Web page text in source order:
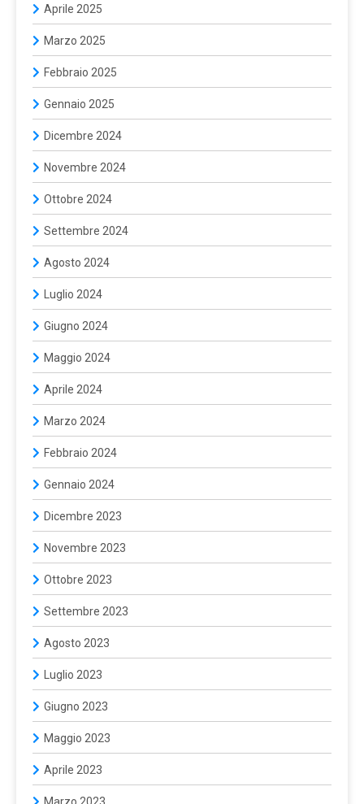
Aprile 2025
Marzo 2025
Febbraio 2025
Gennaio 2025
Dicembre 2024
Novembre 2024
Ottobre 2024
Settembre 2024
Agosto 2024
Luglio 2024
Giugno 2024
Maggio 2024
Aprile 2024
Marzo 2024
Febbraio 2024
Gennaio 2024
Dicembre 2023
Novembre 2023
Ottobre 2023
Settembre 2023
Agosto 2023
Luglio 2023
Giugno 2023
Maggio 2023
Aprile 2023
Marzo 2023